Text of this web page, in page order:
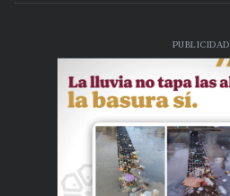
PUBLICIDAD